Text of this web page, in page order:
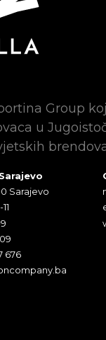
Group
u
Sarajevo
676